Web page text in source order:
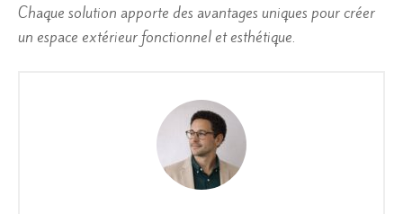
Chaque solution apporte des avantages uniques pour créer
un espace extérieur fonctionnel et esthétique.